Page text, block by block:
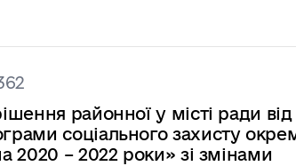
районної у місті ради від
соціального захисту
2020 – 2022 роки» зі змінами